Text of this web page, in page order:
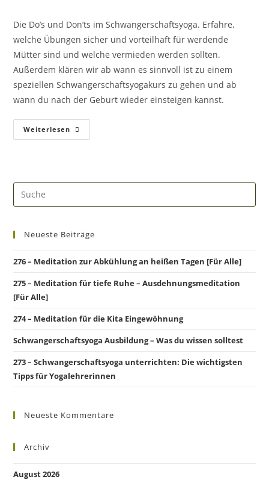
Die Do’s und Don’ts im Schwangerschaftsyoga. Erfahre,
welche Übungen sicher und vorteilhaft für werdende
Mütter sind und welche vermieden werden sollten.
Außerdem klären wir ab wann es sinnvoll ist zu einem
speziellen Schwangerschaftsyogakurs zu gehen und ab
wann du nach der Geburt wieder einsteigen kannst.
Weiterlesen
Neueste Beiträge
276 – Meditation zur Abkühlung an heißen Tagen [Für Alle]
275 – Meditation für tiefe Ruhe – Ausdehnungsmeditation
[Für Alle]
274 – Meditation für die Kita Eingewöhnung
Schwangerschaftsyoga Ausbildung – Was du wissen solltest
273 – Schwangerschaftsyoga unterrichten: Die wichtigsten
Tipps für Yogalehrerinnen
Neueste Kommentare
Archiv
August 2026